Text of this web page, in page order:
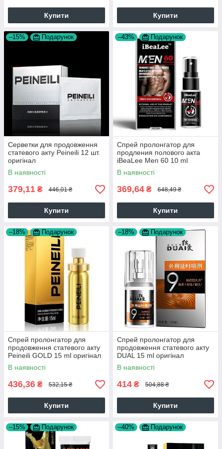
Купити Купити
–15% Подарунок
Серветки для продовження
статевого акту Peineili 12 шт.
оригінал
В наявності
379,11 ₴ 446,01 ₴
Купити
–43% Подарунок
Спрей пролонгатор для
продления полового акта
iBeaLee Men 60 10 ml
оригинал
В наявності
369,64 ₴ 648,49 ₴
Купити
–18% Подарунок
Спрей пролонгатор для
продовження статевого акту
Peineili GOLD 15 ml оригінал
В наявності
436,36 ₴ 532,15 ₴
Купити
–18% Подарунок
Спрей пролонгатор для
продовження статевого акту
DUAL 15 ml оригінал
6971341304550
В наявності
414 ₴ 504,88 ₴
Купити
–15% Подарунок –40% Подарунок